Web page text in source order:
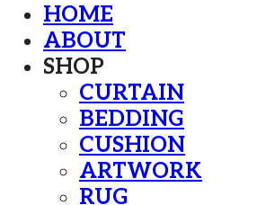
HOME
ABOUT
SHOP
CURTAIN
BEDDING
CUSHION
ARTWORK
RUG